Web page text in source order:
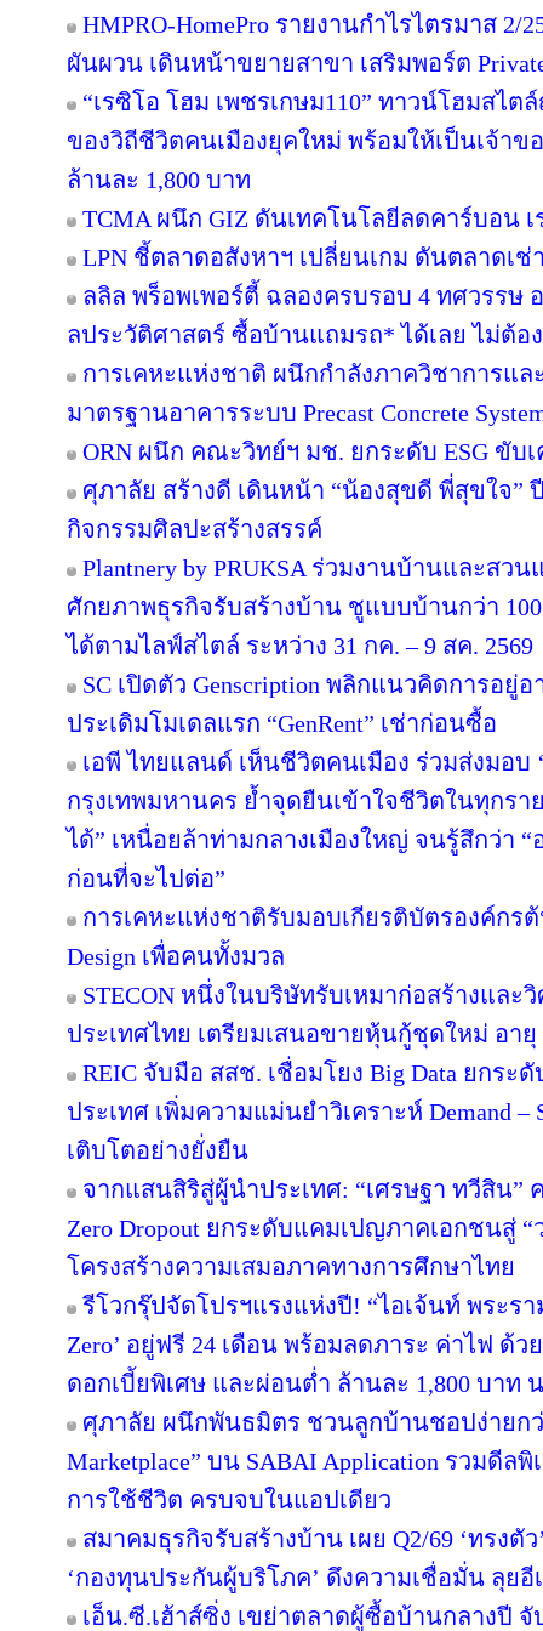
HMPRO-HomePro รายงานกำไรไตรมาส 2/
ผันผวน เดินหน้าขยายสาขา เสริมพอร์ต
“เรซิโอ โฮม เพชรเกษม110” ทาวน์โฮมสไ
ของวิถีชีวิตคนเมืองยุคใหม่ พร้อมให้เป็นเจ้าข
ล้านละ 1,800 บาท
TCMA ผนึก GIZ ดันเทคโนโลยีลดคาร์บอน เ
LPN ชี้ตลาดอสังหาฯ เปลี่ยนเกม ดันตลาดเ
ลลิล พร็อพเพอร์ตี้ ฉลองครบรอบ 4 ทศวรรษ
ลประวัติศาสตร์ ซื้อบ้านแถมรถ* ได้เลย ไม่ต้อ
การเคหะแห่งชาติ ผนึกกำลังภาควิชาการแ
มาตรฐานอาคารระบบ Precast Concrete
ORN ผนึก คณะวิทย์ฯ มช. ยกระดับ ESG ขับ
ศุภาลัย สร้างดี เดินหน้า “น้องสุขดี พี่สุขใจ”
กิจกรรมศิลปะสร้างสรรค์
Plantnery by PRUKSA ร่วมงานบ้านและสวน
ศักยภาพธุรกิจรับสร้างบ้าน ชูแบบบ้านกว่า
ได้ตามไลฟ์สไตล์ ระหว่าง 31 กค. – 9 สค. 2569
SC เปิดตัว Genscription พลิกแนวคิดการอ
ประเดิมโมเดลแรก “GenRent” เช่าก่อนซื้อ
เอพี ไทยแลนด์ เห็นชีวิตคนเมือง ร่วมส่งมอบ
กรุงเทพมหานคร ย้ำจุดยืนเข้าใจชีวิตในทุกรา
ได้” เหนื่อยล้าท่ามกลางเมืองใหญ่ จนรู้สึกว่า
ก่อนที่จะไปต่อ”
การเคหะแห่งชาติรับมอบเกียรติบัตรองค์กร
Design เพื่อคนทั้งมวล
STECON หนึ่งในบริษัทรับเหมาก่อสร้างแล
ประเทศไทย เตรียมเสนอขายหุ้นกู้ชุดใหม่ อา
REIC จับมือ สสช. เชื่อมโยง Big Data ยกร
ประเทศ เพิ่มความแม่นยำวิเคราะห์ Demand
เติบโตอย่างยั่งยืน
จากแสนสิริสู่ผู้นำประเทศ: “เศรษฐา ทวีสิน”
Zero Dropout ยกระดับแคมเปญภาคเอกชนสู่
โครงสร้างความเสมอภาคทางการศึกษาไทย
รีโวกรุ๊ปจัดโปรฯแรงแห่งปี! “ไอเจ้นท์ พระรา
Zero’ อยู่ฟรี 24 เดือน พร้อมลดภาระ ค่าไฟ ด้
ดอกเบี้ยพิเศษ และผ่อนต่ำ ล้านละ 1,800 บาท
ศุภาลัย ผนึกพันธมิตร ชวนลูกบ้านชอปง่ายกว่
Marketplace” บน SABAI Application รวมดีล
การใช้ชีวิต ครบจบในแอปเดียว
สมาคมธุรกิจรับสร้างบ้าน เผย Q2/69 ‘ทรง
‘กองทุนประกันผู้บริโภค’ ดึงความเชื่อมั่น ลุย
เอ็น.ซี.เฮ้าส์ซิ่ง เขย่าตลาดผู้ซื้อบ้านกลางปี